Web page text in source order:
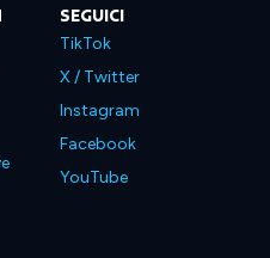
SEGUICI
TikTok
X / Twitter
Instagram
Facebook
YouTube